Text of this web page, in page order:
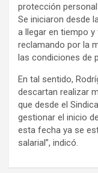
protección
Se iniciaron desde
a llegar en tiempo
reclamando por la
las condiciones de
En tal sentido,
descartan realizar
que desde el
gestionar el inicio
esta fecha ya se
salarial”, indicó.